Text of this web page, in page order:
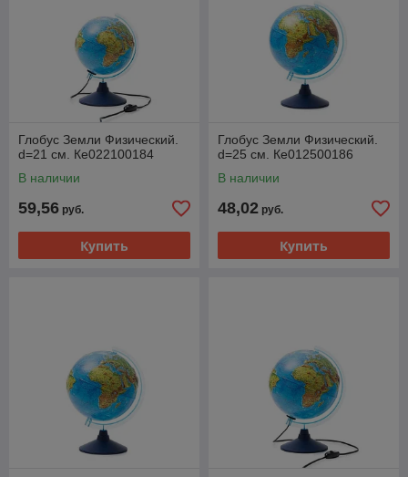
Глобус Земли Физический.
d=21 см. Ке022100184
В наличии
59,56 руб.
Купить
Глобус Земли Физический.
d=25 см. Ке012500186
В наличии
48,02 руб.
Купить